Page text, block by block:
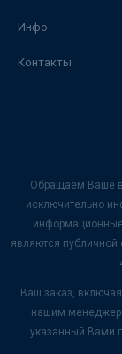
Инфо
Контакты
Обращаем Ваше
исключительно
являются
Ваш заказ,
нашим
указанный Вами